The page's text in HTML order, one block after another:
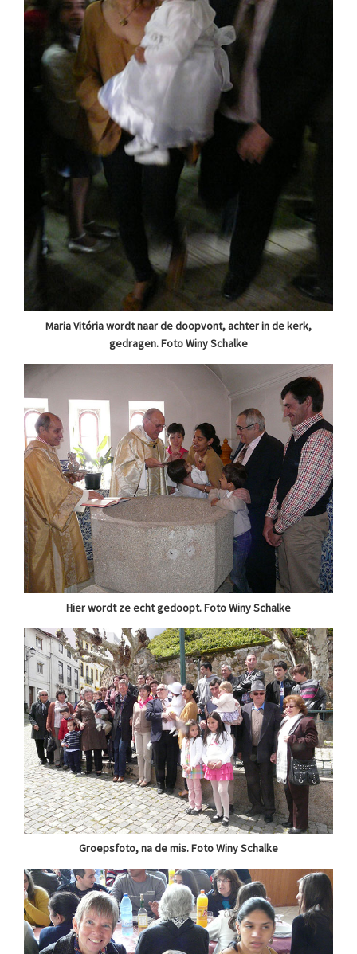
Maria Vitória wordt naar de doopvont, achter in de kerk,
gedragen. Foto Winy Schalke
Hier wordt ze echt gedoopt. Foto Winy Schalke
Groepsfoto, na de mis. Foto Winy Schalke